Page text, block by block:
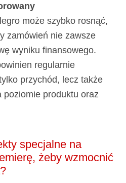
może szybko rosnąć,
zamówień nie zawsze
wyniku finansowego.
regularnie
przychód, lecz także
poziomie produktu oraz
specjalne na
żeby wzmocnić